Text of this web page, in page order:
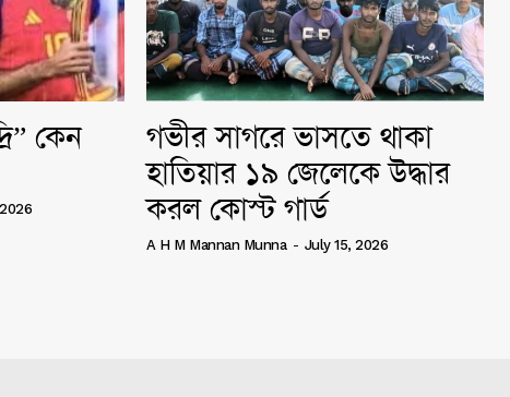
কেন
গভীর সাগরে ভাসতে থাকা
হাতিয়ার ১৯ জেলেকে উদ্ধার
করল কোস্ট গার্ড
A H M Mannan Munna - July 15, 2026